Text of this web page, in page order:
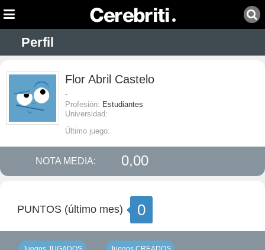
Perfil
Flor Abril Castelo
-
Profesión: Estudiantes
Universidad:
Último juego:
NOTA MEDIA: 0,00
PUNTOS (último mes) 0